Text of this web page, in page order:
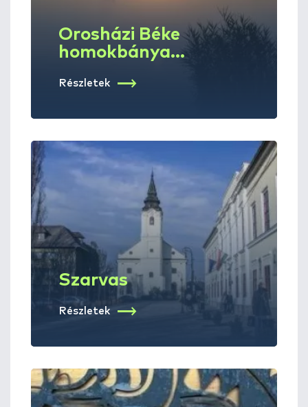
Orosházi Béke
homokbánya
Részletek
Szarvas
Részletek